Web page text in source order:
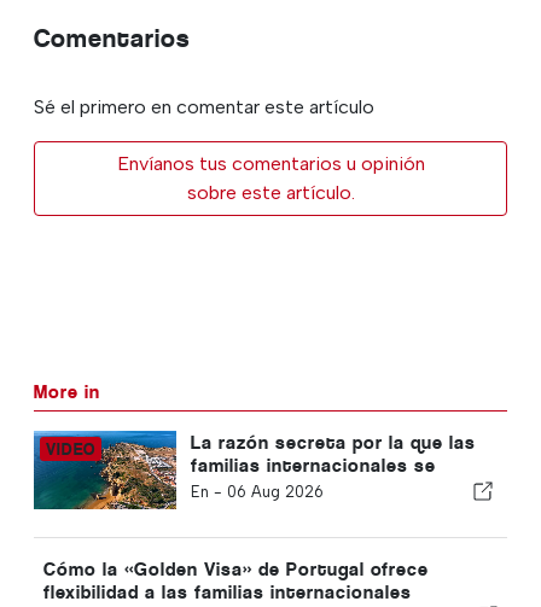
Comentarios
Sé el primero en comentar este artículo
Envíanos tus comentarios u opinión
sobre este artículo.
More in
La razón secreta por la que las
familias internacionales se
están mudando a Portugal
En - 06 Aug 2026
Cómo la «Golden Visa» de Portugal ofrece
flexibilidad a las familias internacionales